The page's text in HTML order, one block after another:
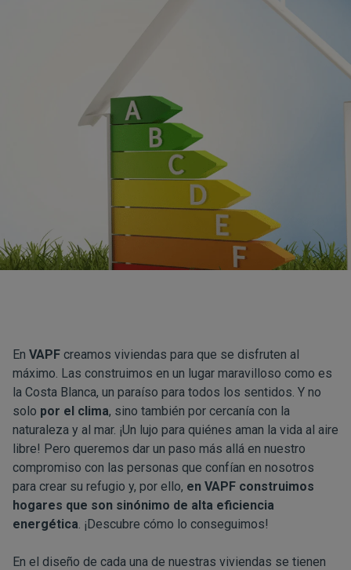
En VAPF creamos viviendas para que se disfruten al
máximo. Las construimos en un lugar maravilloso como es
la Costa Blanca, un paraíso para todos los sentidos. Y no
solo por el clima, sino también por cercanía con la
naturaleza y al mar. ¡Un lujo para quiénes aman la vida al aire
libre! Pero queremos dar un paso más allá en nuestro
compromiso con las personas que confían en nosotros
para crear su refugio y, por ello, en VAPF construimos
hogares que son sinónimo de alta eficiencia
energética. ¡Descubre cómo lo conseguimos!
En el diseño de cada una de nuestras viviendas se tienen